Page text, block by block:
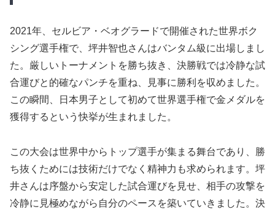
2021年、セルビア・ベオグラードで開催された世界ボク
シング選手権で、坪井智也さんはバンタム級に出場しまし
た。厳しいトーナメントを勝ち抜き、決勝戦では冷静な試
合運びと的確なパンチを重ね、見事に勝利を収めました。
この瞬間、日本男子として初めて世界選手権で金メダルを
獲得するという快挙が生まれました。
この大会は世界中からトップ選手が集まる舞台であり、勝
ち抜くためには技術だけでなく精神力も求められます。坪
井さんは序盤から安定した試合運びを見せ、相手の攻撃を
冷静に見極めながら自分のペースを築いていきました。決